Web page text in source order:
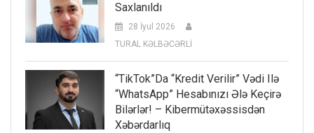
Saxlanıldı
28 İyul 2026
TURAL KƏLBƏCƏRLİ
“TikTok”da “kredit Verilir” Vədi Ilə
“WhatsApp” Hesabınızı Ələ Keçirə
Bilərlər! – Kibermütəxəssisdən
Xəbərdarlıq